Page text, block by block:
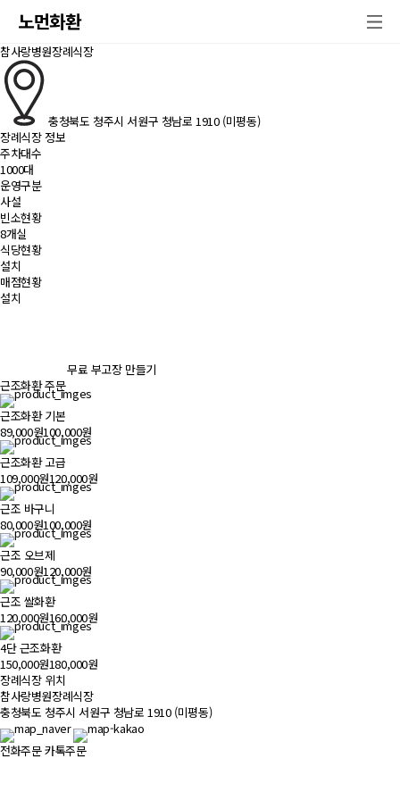
노먼화환
참사랑병원장례식장
충청북도 청주시 서원구 청남로 1910 (미평동)
장례식장 정보
주차대수
1000대
운영구분
사설
빈소현황
8개실
식당현황
설치
매점현황
설치
무료 부고장 만들기
근조화환 주문
근조화환 기본
89,000원100,000원
근조화환 고급
109,000원120,000원
근조 바구니
80,000원100,000원
근조 오브제
90,000원120,000원
근조 쌀화환
120,000원160,000원
4단 근조화환
150,000원180,000원
장례식장 위치500m
참사랑병원장례식장
충청북도 청주시 서원구 청남로 1910 (미평동)
전화주문카톡주문